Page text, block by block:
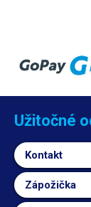
Užitočné
Kontakt
Zápožička